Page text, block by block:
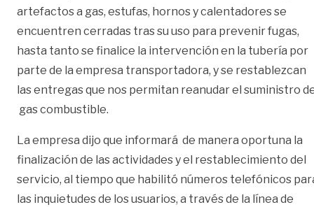
artefactos a gas, estufas, hornos y calentadores se
encuentren cerradas tras su uso para prevenir fugas,
hasta tanto se finalice la intervención en la tubería por
parte de la empresa transportadora, y se restablezcan
las entregas que nos permitan reanudar el suministro
gas combustible.
La empresa dijo que informará de manera oportuna la
finalización de las actividades y el restablecimiento del
servicio, al tiempo que habilitó números telefónicos
las inquietudes de los usuarios, a través de la línea de